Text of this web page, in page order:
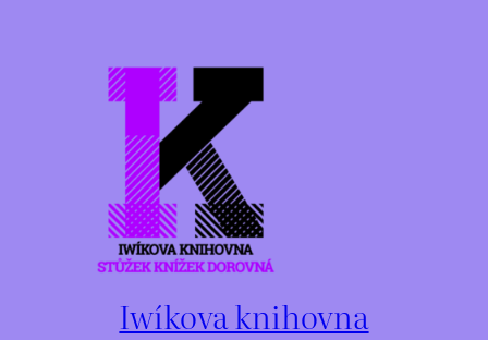
Iwíkova knihovna